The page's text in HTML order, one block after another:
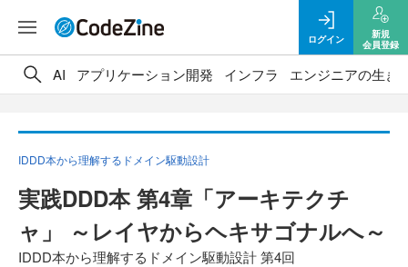
ログイン
新規
会員登録
AI アプリケーション開発 インフラ エンジニアの生き
IDDD本から理解するドメイン駆動設計
実践DDD本 第4章「アーキテクチ
ャ」 ～レイヤからヘキサゴナルへ～
IDDD本から理解するドメイン駆動設計 第4回